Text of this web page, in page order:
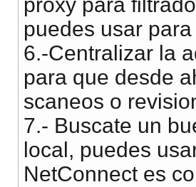
proxy para
puedes usar
6.-Centralizar la
para que desde
scaneos o
7.- Buscate un
local, puedes
NetConnect es